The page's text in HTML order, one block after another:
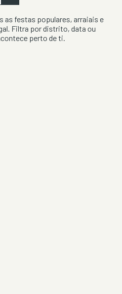
as festas populares, arraiais e
Filtra por distrito, data ou
perto de ti.